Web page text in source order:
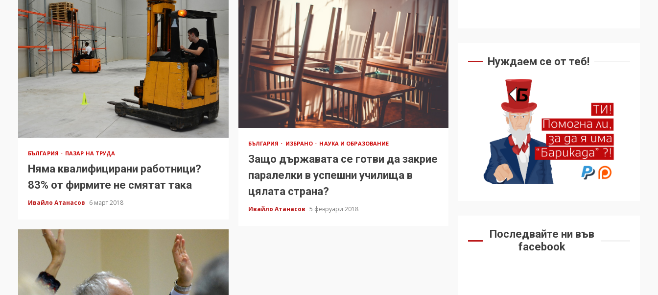
БЪЛГАРИЯ ПАЗАР НА ТРУДА
Няма квалифицирани работници?
83% от фирмите не смятат така
Ивайло Атанасов 6 март 2018
БЪЛГАРИЯ ИЗБРАНО НАУКА И ОБРАЗОВАНИЕ
Защо държавата се готви да закрие
паралелки в успешни училища в
цялата страна?
Ивайло Атанасов 5 февруари 2018
Нуждаем се от теб!
Последвайте ни във
facebook